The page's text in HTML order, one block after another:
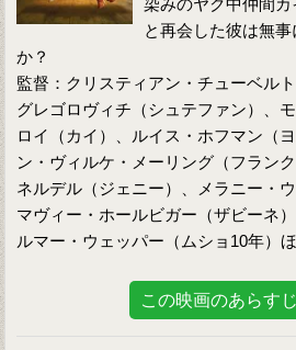
染みのヤク中仲間
と再会した彼は無
か？
監督：クリスティアン・チューベル
グレゴロヴィチ（シュテファン）、
ロイ（カイ）、ルイス・ホフマン（
ン・ヴィルケ・メーリング（フラン
ネルデル（ジェニー）、メラニー・
マヴィー・ホールビガー（ザビーネ
ルマー・ウェッパー（ムショ10年）
この映画のあらす